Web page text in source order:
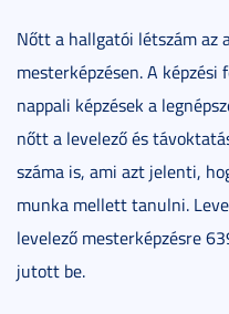
Nőtt a hallgatói létszám az
mesterképzésen. A
nappali képzések a
nőtt a levelező és
száma is, ami azt jelenti,
munka mellett tanulni.
levelező mesterképzésre
jutott be.